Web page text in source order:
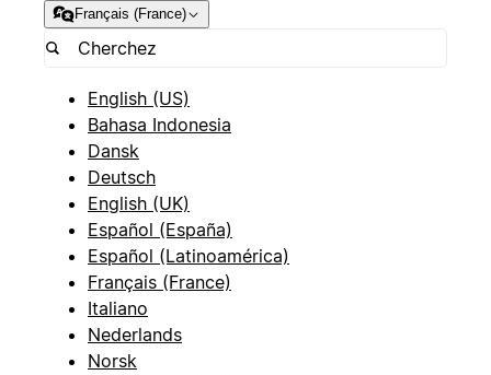
Français (France)
English (US)
Bahasa Indonesia
Dansk
Deutsch
English (UK)
Español (España)
Español (Latinoamérica)
Français (France)
Italiano
Nederlands
Norsk